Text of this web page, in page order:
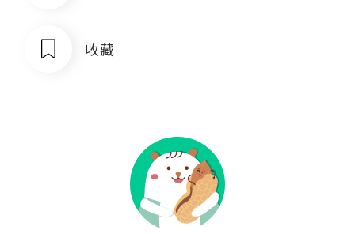
收藏